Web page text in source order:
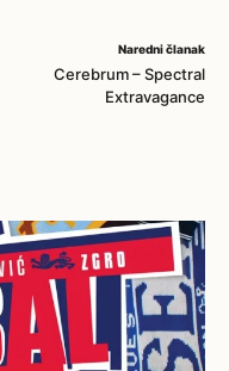
Naredni članak
Cerebrum – Spectral
Extravagance